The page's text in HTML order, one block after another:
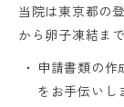
当院は東京都の
から卵子凍結ま
申請書類の作
をお手伝いし